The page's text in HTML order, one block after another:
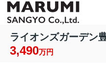
ライオンズガーデン
3,490万円